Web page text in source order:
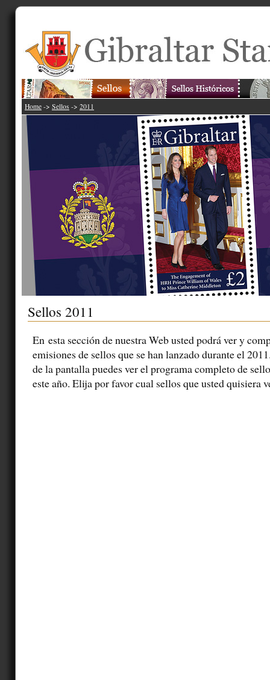
Home -> Sellos -> 2011
Sellos 2011
En esta sección de nuestra Web usted podrá ver y
emisiones de sellos que se han lanzado durante el
de la pantalla puedes ver el programa completo de
este año. Elija por favor cual sellos que usted quisiera